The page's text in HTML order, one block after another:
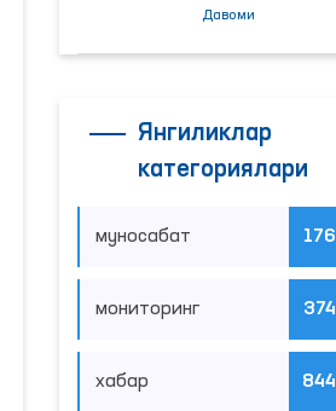
ўтказиладиган
Давоми
Янгиликлар
категориялари
муносабат 176
мониторинг 374
хабар 844